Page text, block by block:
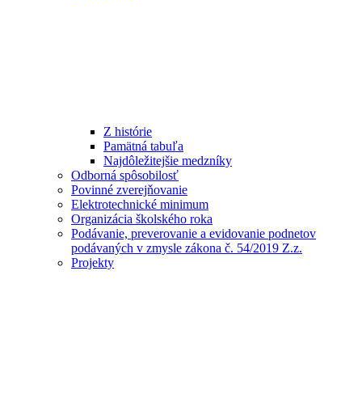
Z histórie
Pamätná tabuľa
Najdôležitejšie medzníky
Odborná spôsobilosť
Povinné zverejňovanie
Elektrotechnické minimum
Organizácia školského roka
Podávanie, preverovanie a evidovanie podnetov
podávaných v zmysle zákona č. 54/2019 Z.z.
Projekty